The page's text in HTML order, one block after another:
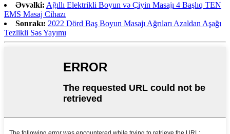
Əvvəlki: Ağıllı Elektrikli Boyun və Çiyin Masajı 4 Başlıq TEN
EMS Masaj Cihazı
Sonrakı: 2022 Dörd Baş Boyun Masajı Ağrıları Azaldan Aşağı
Tezlikli Səs Yayımı